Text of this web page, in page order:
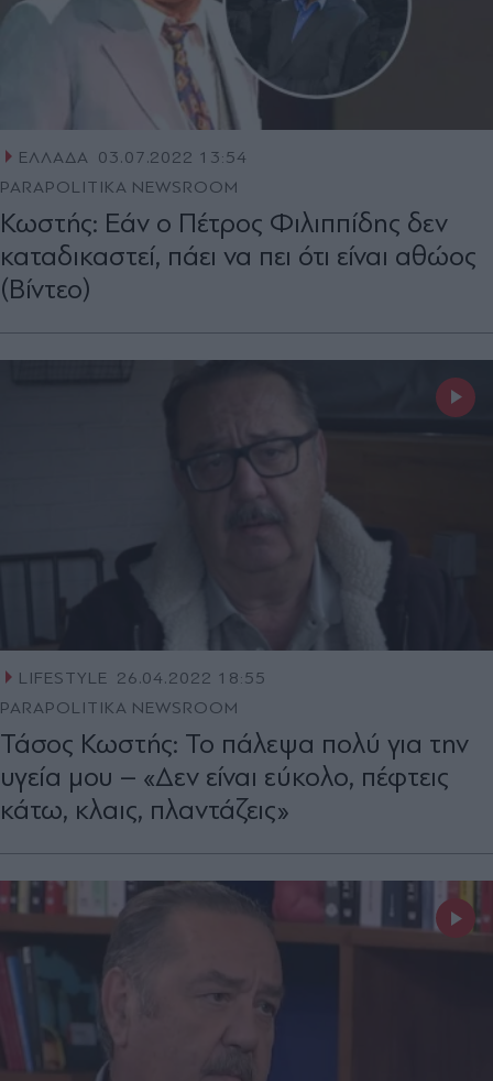
ΕΛΛΑΔΑ 03.07.2022 13:54
PARAPOLITIKA NEWSROOM
Κωστής: Εάν ο Πέτρος Φιλιππίδης δεν
καταδικαστεί, πάει να πει ότι είναι αθώος
(Βίντεο)
LIFESTYLE 26.04.2022 18:55
PARAPOLITIKA NEWSROOM
Τάσος Κωστής: Το πάλεψα πολύ για την
υγεία μου – «Δεν είναι εύκολο, πέφτεις
κάτω, κλαις, πλαντάζεις»